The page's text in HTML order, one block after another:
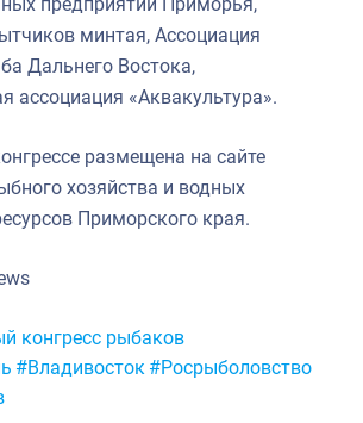
минтая, Ассоциация
Дальнего Востока,
ассоциация «Аквакультура».
размещена на сайте
хозяйства и водных
Приморского края.
конгресс рыбаков
#Владивосток #Росрыболовство